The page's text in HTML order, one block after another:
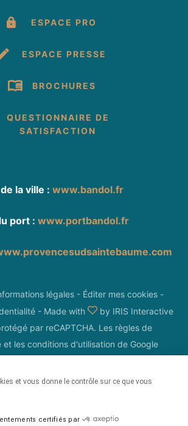
ESPACE PRO
ESPACE PRESSE
BROCHURES
QUESTIONNAIRE DE
SATISFACTION
la ville : www.bandol.fr
port : www.portbandol.fr
légales - Éditer mes cookies -
- Made with by IRIS Interactive
par reCAPTCHA. Les règles de
et les conditions d'utilisation de Google
et vous donne le contrôle sur ce que vous
certifiés par